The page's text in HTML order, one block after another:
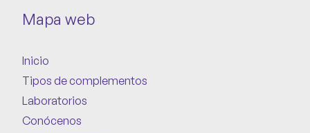
Mapa web
Inicio
Tipos de complementos
Laboratorios
Conócenos